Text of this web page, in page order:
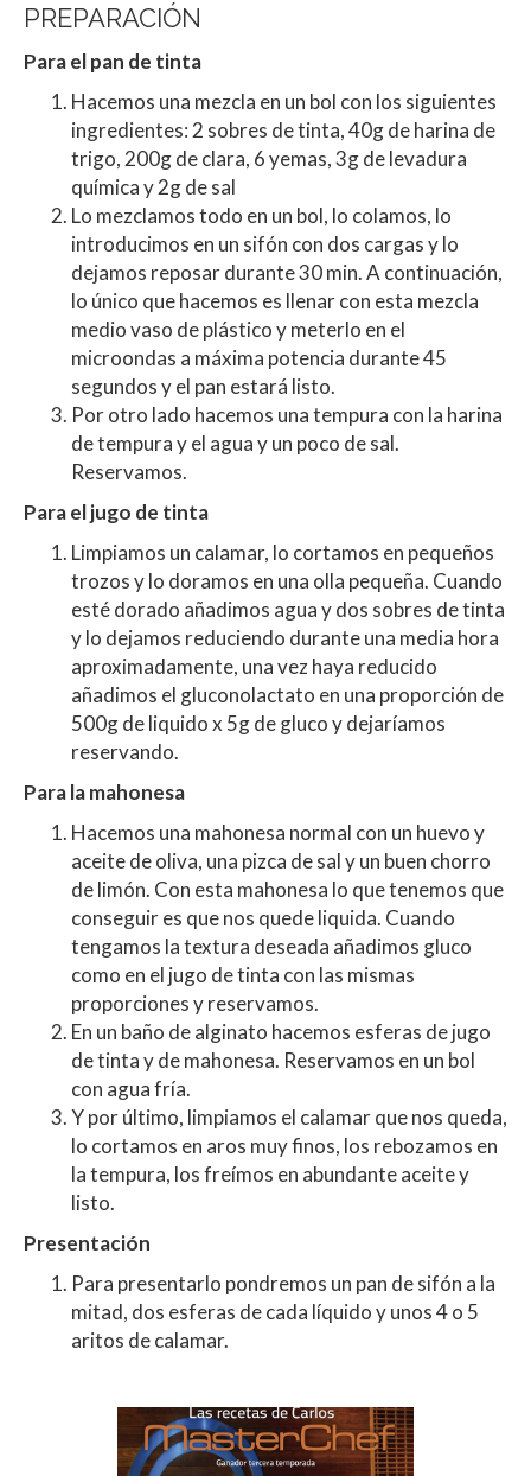
PREPARACIÓN
Para el pan de tinta
Hacemos una mezcla en un bol con los siguientes
ingredientes: 2 sobres de tinta, 40g de harina de
trigo, 200g de clara, 6 yemas, 3g de levadura
química y 2g de sal
Lo mezclamos todo en un bol, lo colamos, lo
introducimos en un sifón con dos cargas y lo
dejamos reposar durante 30 min. A continuación,
lo único que hacemos es llenar con esta mezcla
medio vaso de plástico y meterlo en el
microondas a máxima potencia durante 45
segundos y el pan estará listo.
Por otro lado hacemos una tempura con la harina
de tempura y el agua y un poco de sal.
Reservamos.
Para el jugo de tinta
Limpiamos un calamar, lo cortamos en pequeños
trozos y lo doramos en una olla pequeña. Cuando
esté dorado añadimos agua y dos sobres de tinta
y lo dejamos reduciendo durante una media hora
aproximadamente, una vez haya reducido
añadimos el gluconolactato en una proporción de
500g de liquido x 5g de gluco y dejaríamos
reservando.
Para la mahonesa
Hacemos una mahonesa normal con un huevo y
aceite de oliva, una pizca de sal y un buen chorro
de limón. Con esta mahonesa lo que tenemos que
conseguir es que nos quede liquida. Cuando
tengamos la textura deseada añadimos gluco
como en el jugo de tinta con las mismas
proporciones y reservamos.
En un baño de alginato hacemos esferas de jugo
de tinta y de mahonesa. Reservamos en un bol
con agua fría.
Y por último, limpiamos el calamar que nos queda,
lo cortamos en aros muy finos, los rebozamos en
la tempura, los freímos en abundante aceite y
listo.
Presentación
Para presentarlo pondremos un pan de sifón a la
mitad, dos esferas de cada líquido y unos 4 o 5
aritos de calamar.